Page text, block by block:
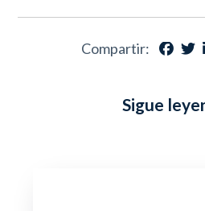
Compartir:
Sigue